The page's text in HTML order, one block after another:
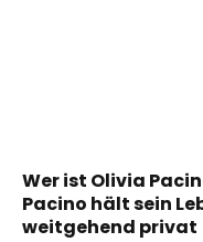
Wer ist Olivia
Pacino hält sein
weitgehend privat